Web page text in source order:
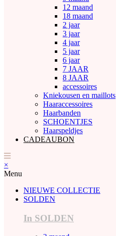
12 maand
18 maand
2 jaar
3 jaar
4 jaar
5 jaar
6 jaar
7 JAAR
8 JAAR
accessoires
Kniekousen en maillots
Haaraccessoires
Haarbanden
SCHOENTJES
Haarspeldjes
CADEAUBON
×
Menu
NIEUWE COLLECTIE
SOLDEN
In SOLDEN